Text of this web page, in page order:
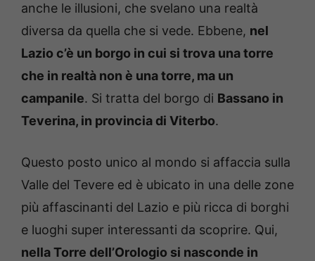
anche le illusioni, che svelano una realtà
diversa da quella che si vede. Ebbene, nel
Lazio c’è un borgo in cui si trova una torre
che in realtà non è una torre, ma un
campanile. Si tratta del borgo di Bassano in
Teverina, in provincia di Viterbo.
Questo posto unico al mondo si affaccia sulla
Valle del Tevere ed è ubicato in una delle zone
più affascinanti del Lazio e più ricca di borghi
e luoghi super interessanti da scoprire. Qui,
nella Torre dell’Orologio si nasconde in